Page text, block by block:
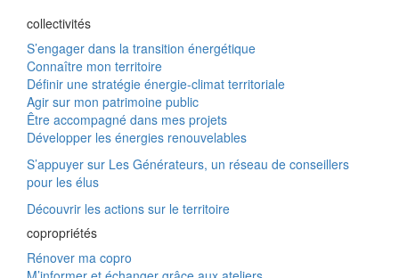
collectivités
S’engager dans la transition énergétique
Connaître mon territoire
Définir une stratégie énergie-climat territoriale
Agir sur mon patrimoine public
Être accompagné dans mes projets
Développer les énergies renouvelables
S’appuyer sur Les Générateurs, un réseau de conseillers
pour les élus
Découvrir les actions sur le territoire
copropriétés
Rénover ma copro